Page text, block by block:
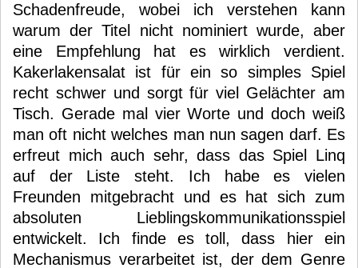
Schadenfreude, wobei ich verstehen kann
warum der Titel nicht nominiert wurde, aber
eine Empfehlung hat es wirklich verdient.
Kakerlakensalat ist für ein so simples Spiel
recht schwer und sorgt für viel Gelächter am
Tisch. Gerade mal vier Worte und doch weiß
man oft nicht welches man nun sagen darf. Es
erfreut mich auch sehr, dass das Spiel Linq
auf der Liste steht. Ich habe es vielen
Freunden mitgebracht und es hat sich zum
absoluten Lieblingskommunikationsspiel
entwickelt. Ich finde es toll, dass hier ein
Mechanismus verarbeitet ist, der dem Genre